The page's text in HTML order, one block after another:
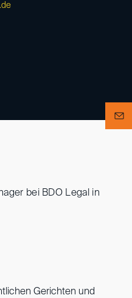
bei BDO Legal in
Gerichten und